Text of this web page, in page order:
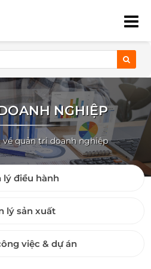
NGHIỆP
quản trị doanh nghiệp
lý điều hành
lý sản xuất
việc & dự án